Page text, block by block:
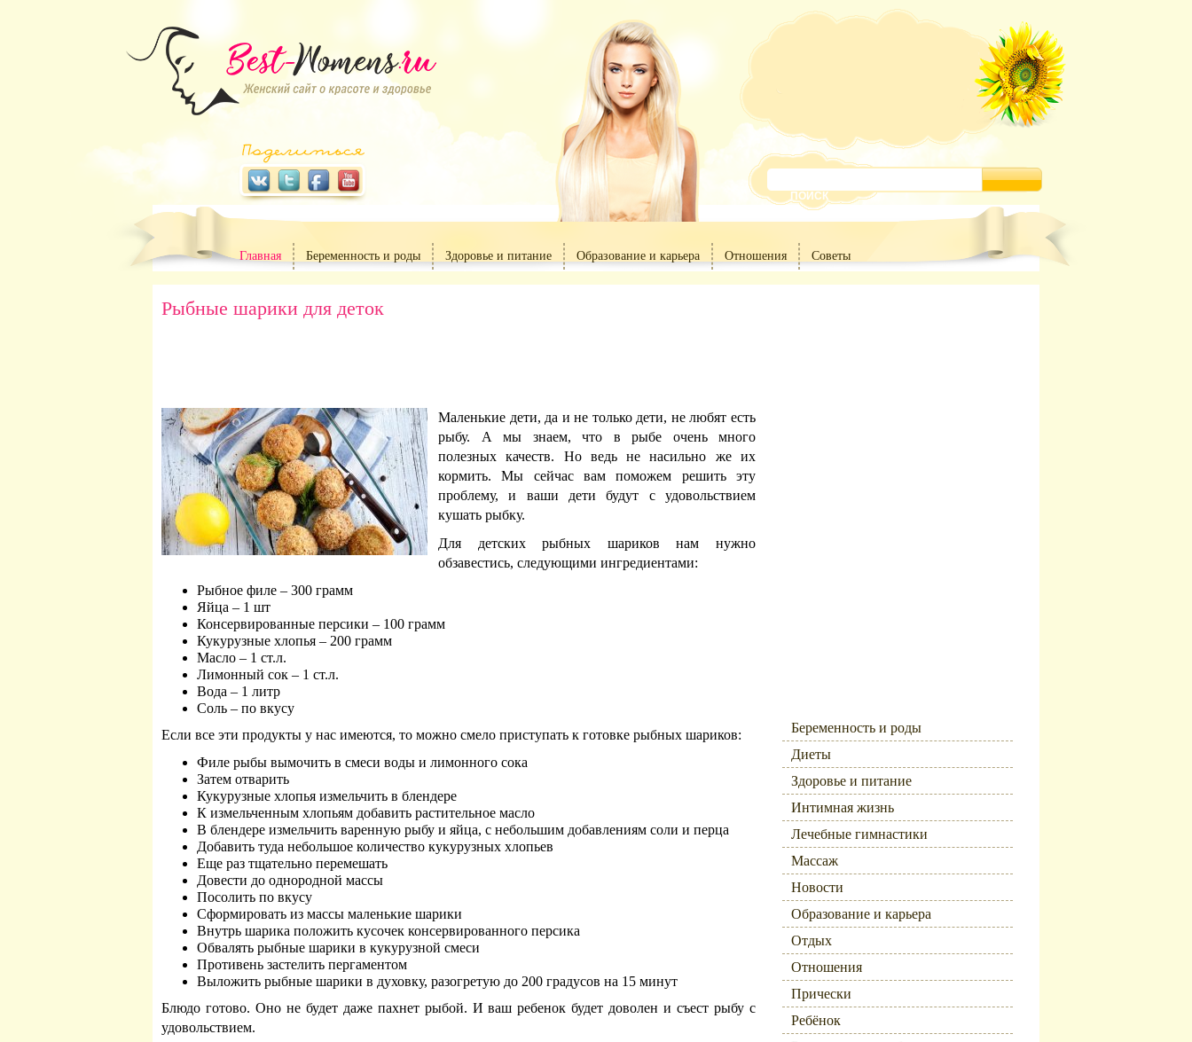
Главная Беременность и роды Здоровье и питание Образование и карьера Отношения Советы
Рыбные шарики для деток
Маленькие дети, да и не только дети, не любят есть
рыбу. А мы знаем, что в рыбе очень много
полезных качеств. Но ведь не насильно же их
кормить. Мы сейчас вам поможем решить эту
проблему, и ваши дети будут с удовольствием
кушать рыбку.
Для детских рыбных шариков нам нужно
обзавестись, следующими ингредиентами:
Рыбное филе – 300 грамм
Яйца – 1 шт
Консервированные персики – 100 грамм
Кукурузные хлопья – 200 грамм
Масло – 1 ст.л.
Лимонный сок – 1 ст.л.
Вода – 1 литр
Соль – по вкусу
Если все эти продукты у нас имеются, то можно смело приступать к готовке рыбных шариков:
Филе рыбы вымочить в смеси воды и лимонного сока
Затем отварить
Кукурузные хлопья измельчить в блендере
К измельченным хлопьям добавить растительное масло
В блендере измельчить варенную рыбу и яйца, с небольшим добавлениям соли и перца
Добавить туда небольшое количество кукурузных хлопьев
Еще раз тщательно перемешать
Довести до однородной массы
Посолить по вкусу
Сформировать из массы маленькие шарики
Внутрь шарика положить кусочек консервированного персика
Обвалять рыбные шарики в кукурузной смеси
Противень застелить пергаментом
Выложить рыбные шарики в духовку, разогретую до 200 градусов на 15 минут
Блюдо готово. Оно не будет даже пахнет рыбой. И ваш ребенок будет доволен и съест рыбу с
удовольствием.
Беременность и роды
Диеты
Здоровье и питание
Интимная жизнь
Лечебные гимнастики
Массаж
Новости
Образование и карьера
Отдых
Отношения
Прически
Ребёнок